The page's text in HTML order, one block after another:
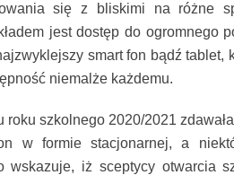
się z bliskimi na różne
jest dostęp do ogromnego
smart fon bądź tablet,
niemalże każdemu.
szkolnego 2020/2021
w formie stacjonarnej, a
wskazuje, iż sceptycy otwarcia